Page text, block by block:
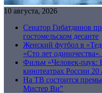
10 августа, 2026
Сенатор Гибатдинов
гостомельском десанте
Женский футбол в
«Сто лет
Фильм «Человек-паук:
кинотеатрах России 20
На ТВ состоится
Мистер Ви”